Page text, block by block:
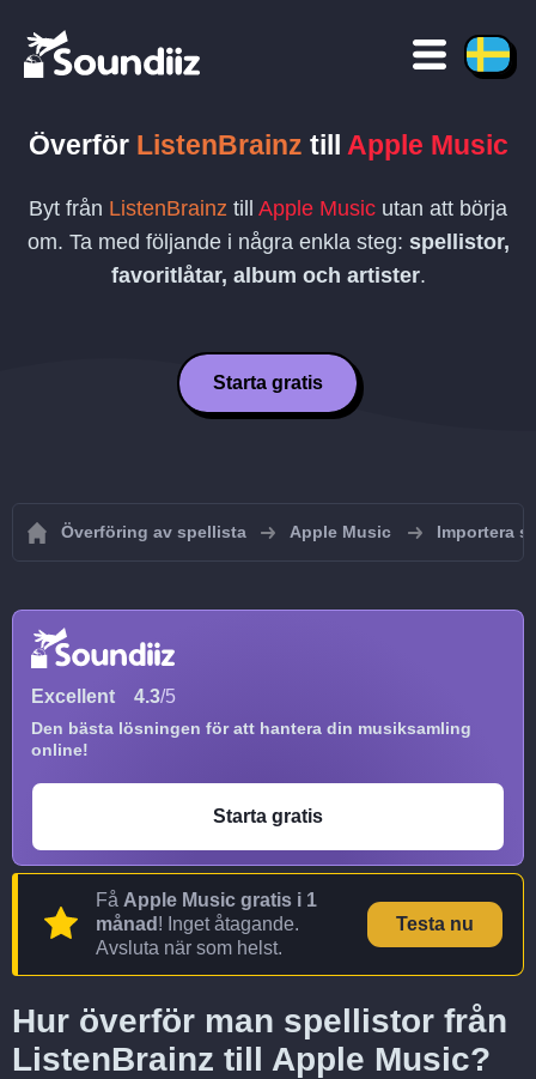
Överför ListenBrainz till Apple Music
Byt från ListenBrainz till Apple Music utan att börja
om. Ta med följande i några enkla steg: spellistor,
favoritlåtar, album och artister.
Starta gratis
Överföring av spellista Apple Music Importera
Excellent 4.3/5
Den bästa lösningen för att hantera din musiksamling
online!
Starta gratis
Få Apple Music gratis i 1
månad ! Inget åtagande.
Avsluta när som helst.
Testa nu
Hur överför man spellistor från
ListenBrainz till Apple Music?